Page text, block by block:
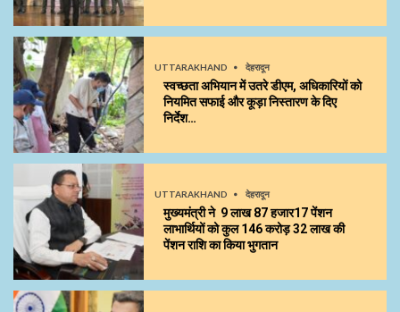
UTTARAKHAND देहरादून
स्वच्छता अभियान में उतरे डीएम, अधिकारियों को
नियमित सफाई और कूड़ा निस्तारण के दिए
निर्देश…
UTTARAKHAND देहरादून
मुख्यमंत्री ने 9 लाख 87 हजार17 पेंशन
लाभार्थियों को कुल ₹146 करोड़ 32 लाख की
पेंशन राशि का किया भुगतान